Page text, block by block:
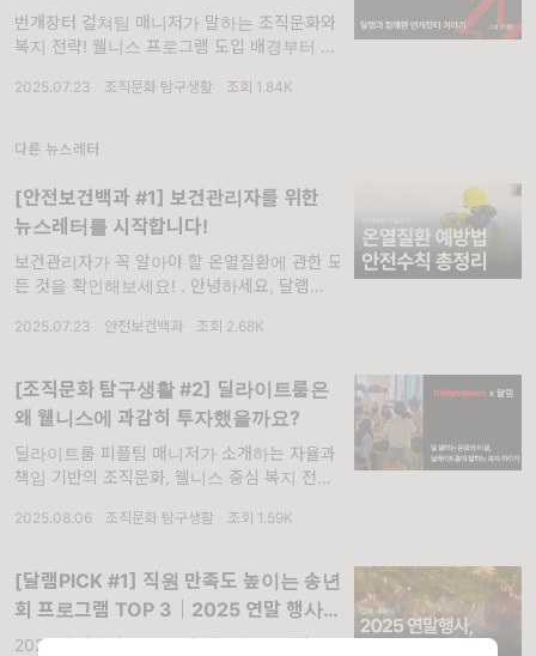
야기
번개장터 컬쳐팀 매니저가 말하는 조직문화와
복지 전략! 웰니스 프로그램 도입 배경부터 구
지. 번개장터의 사내복지 이야기를 확인하세요.
졌는데, 모두 안전히 보내셨나요? ☔️ 뉴스를
2025.07.23 조직문화 탐구생활 조회 1.84K
다른 뉴스레터
[안전보건백과 #1] 보건관리자를 위한
뉴스레터를 시작합니다!
보건관리자가 꼭 알아야 할 온열질환에 관한 모
든 것을 확인해보세요! . 안녕하세요, 달램입니
찾아왔습니다. 현장의 안전과 근로자의 건강을
리자 여러분, 저희 달램
2025.07.23 안전보건백과 조회 2.68K
[조직문화 탐구생활 #2] 딜라이트룸은
왜 웰니스에 과감히 투자했을까요?
딜라이트룸 피플팀 매니저가 소개하는 자율과
책임 기반의 조직문화, 웰니스 중심 복지 전략
시즌이 다가오고 있는데요! 다들 휴가 계획은
1,000명을 대상으로 진행한 ‘여름휴가 계획’ 조
사에 따
2025.08.06 조직문화 탐구생활 조회 1.59K
[달램PICK #1] 직원 만족도 높이는 송년
회 프로그램 TOP 3｜2025 연말 행사
이렇게 준비하세요
2025년 연말 송년회 고민 중이신가요? 직원